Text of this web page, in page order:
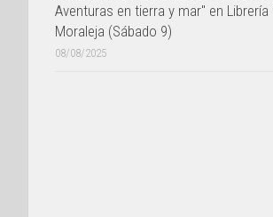
Aventuras en tierra y mar" en Librería
Moraleja (Sábado 9)
08/08/2025